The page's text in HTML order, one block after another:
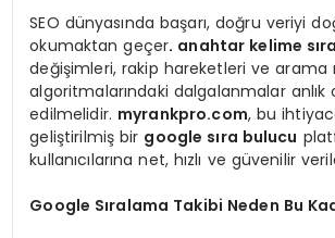
SEO dünyasında başarı, doğru veriyi
okumaktan geçer. anahtar kelime
değişimleri, rakip hareketleri ve arama
algoritmalarındaki dalgalanmalar anlık
edilmelidir. myrankpro.com, bu
geliştirilmiş bir google sıra bulucu
kullanıcılarına net, hızlı ve güvenilir
Google Sıralama Takibi Neden Bu